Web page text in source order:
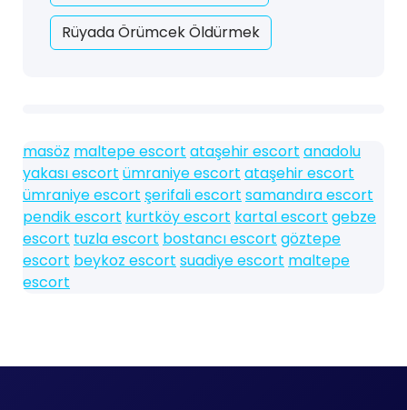
Rüyada Örümcek Öldürmek
masöz maltepe escort ataşehir escort anadolu
yakası escort ümraniye escort ataşehir escort
ümraniye escort şerifali escort samandıra escort
pendik escort kurtköy escort kartal escort gebze
escort tuzla escort bostancı escort göztepe
escort beykoz escort suadiye escort maltepe
escort